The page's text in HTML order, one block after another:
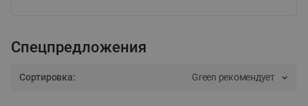
Спецпредложения
Сортировка: Green рекомендует